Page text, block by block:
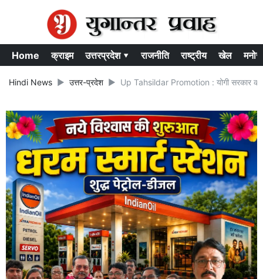
Home क्राइम उत्तरप्रदेश ▾ राजनीति राष्ट्रीय खेल
Hindi News उत्तर-प्रदेश Up Tahsildar Promotion : योगी सरकार का